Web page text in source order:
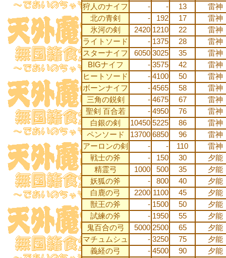
狩人のナイフ
- - 13
雷神
北の青剣
- 192 17
雷神
氷河の剣
2420 1210 22
雷神
ライトソード
- 1375 28
雷神
スターナイフ
6050 3025 35
雷神
BIGナイフ
- 3575 42
雷神
ヒートソード
- 4100 50
雷神
ボーンナイフ
- 4565 58
雷神
三角の鋭剣
- 4675 67
雷神
聖剣 百合若
- 4950 76
雷神
白銀の剣
10450 5225 86
雷神
ペンソード
13700 6850 96
雷神
アーロンの剣
- - 110
雷神
戦士の斧
- 150 30
夕能
精霊弓
1000 500 35
夕能
妖狐の斧
- 800 40
夕能
白鹿の弓
2200 1100 45
夕能
獣王の斧
- 1500 50
夕能
試練の斧
- 1950 55
夕能
鬼百合の弓
5000 2500 65
夕能
マチュムシュ
- 3250 75
夕能
義経の弓
- 4500 90
夕能